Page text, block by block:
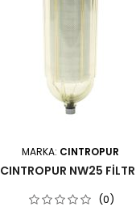
MARKA: CINTROPUR
CINTROPUR NW25
(0)